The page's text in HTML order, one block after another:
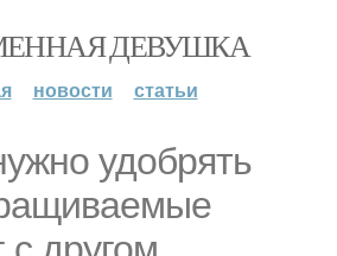
ДЕВУШКА
новости статьи
удобрять